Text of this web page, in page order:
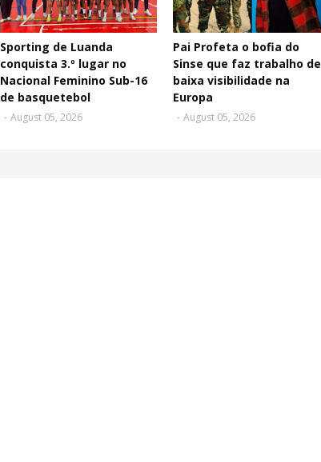
Sporting de Luanda
conquista 3.º lugar no
Nacional Feminino Sub-16
de basquetebol
- August 05, 2026
Pai Profeta o bofia do
Sinse que faz trabalho de
baixa visibilidade na
Europa
- August 05, 2026